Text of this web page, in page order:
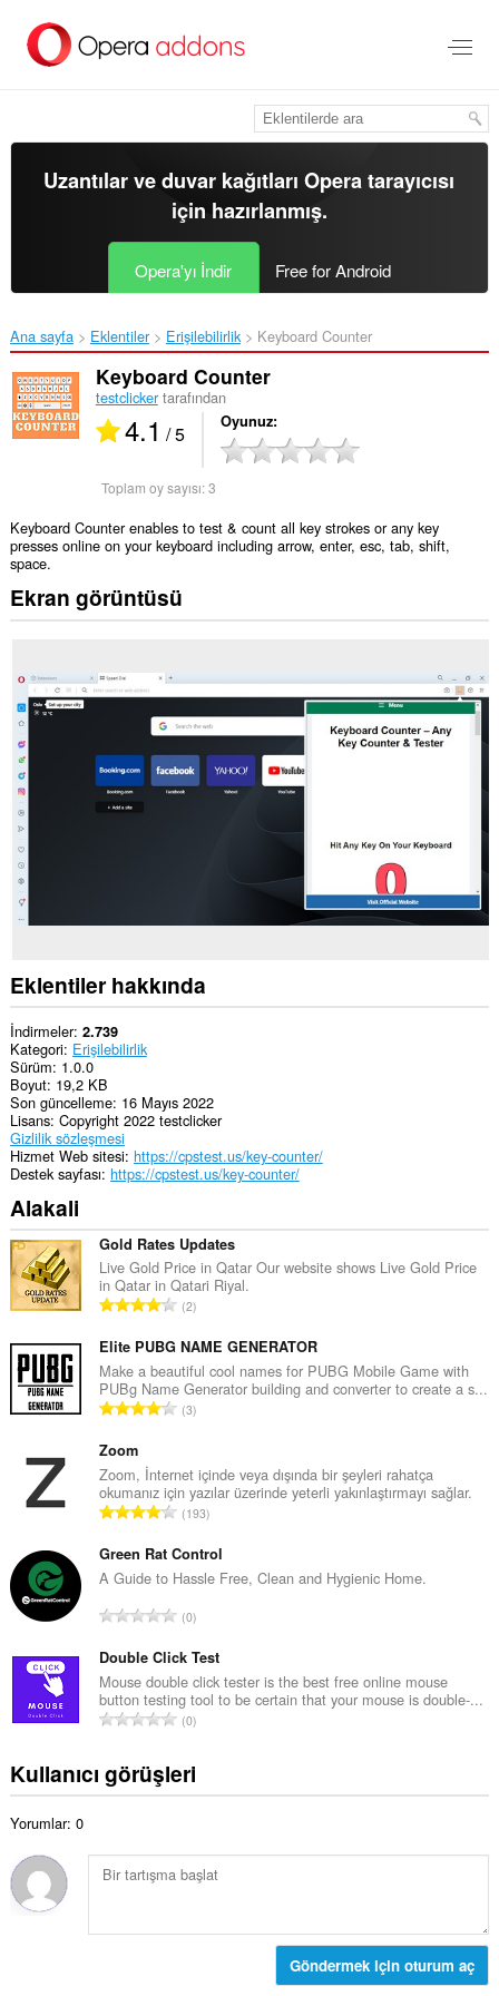
içeriğe
Uzantılar ve duvar kağıtlarıOpera tarayıcısı
için hazırlanmış.
Opera'yı İndir Free for Android
Ana sayfa Eklentiler Erişilebilirlik Keyboard Counter‎
Keyboard Counter
testclickertarafından
4.1 / 5 Oyunuz
Toplam oy sayısı:3
Keyboard Counter enables to test & count all key strokes or any key
presses online on your keyboard including arrow, enter, esc, tab, shift,
space.
Ekran görüntüsü
Eklentiler hakkında
İndirmeler 2.739
Kategori Erişilebilirlik
Sürüm 1.0.0
Boyut 19,2 KB
Son güncelleme 16 Mayıs 2022
Lisans Copyright 2022 testclicker
Gizlilik sözleşmesi
Hizmet Web sitesi https://cpstest.us/key-counter/
Destek sayfası https://cpstest.us/key-counter/
Alakali
Gold Rates Updates
Live Gold Price in Qatar Our website shows Live Gold Price
in Qatar in Qatari Riyal.
T
p
l
a
m
s
a
y
ı
s
:
2
Elite PUBG NAME GENERATOR
Make a beautiful cool names for PUBG Mobile Game with
PUBg Name Generator building and converter to create a s...
T
l
a
m
y
s
a
y
ı
s
ı
:
3
Zoom
Zoom, İnternet içinde veya dışında bir şeyleri rahatça
okumanız için yazılar üzerinde yeterli yakınlaştırmayı sağlar.
T
p
l
m
y
s
a
y
s
ı
193
Green Rat Control
A Guide to Hassle Free, Clean and Hygienic Home.
T
p
l
a
m
y
s
ı
s
0
Double Click Test
Mouse double click tester is the best free online mouse
button testing tool to be certain that your mouse is double-...
T
l
o
y
y
0
Kullanıcı görüşleri
Yorumlar: 0
Göndermek için oturum aç